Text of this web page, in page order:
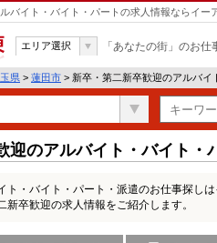
バイト・バイト・パートの求人情報ならイー
エリア選択 「あなたの街」のお
県 > 蓮田市 > 新卒・第二新卒歓迎のアルバ
迎のアルバイト・バイト・
・バイト・パート・派遣のお仕事探しは
卒歓迎の求人情報をご紹介します。